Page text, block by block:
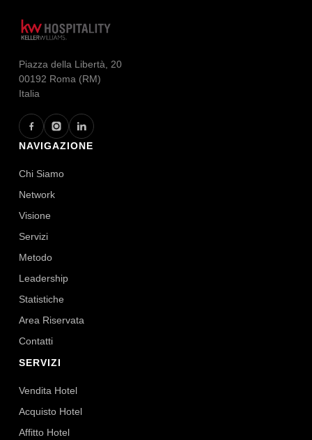
Piazza della Libertà, 20
00192 Roma (RM)
Italia
NAVIGAZIONE
Chi Siamo
Network
Visione
Servizi
Metodo
Leadership
Statistiche
Area Riservata
Contatti
SERVIZI
Vendita Hotel
Acquisto Hotel
Affitto Hotel